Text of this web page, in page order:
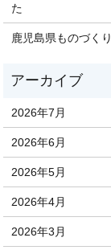
た
鹿児島県ものづく
2026年7月
2026年6月
2026年5月
2026年4月
2026年3月